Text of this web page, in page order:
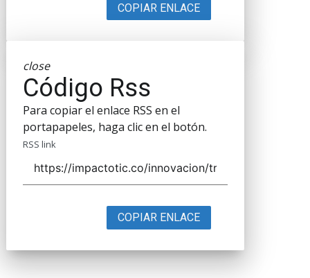
COPIAR ENLACE
close
Código Rss
Para copiar el enlace RSS en el
portapapeles, haga clic en el botón.
RSS link
COPIAR ENLACE